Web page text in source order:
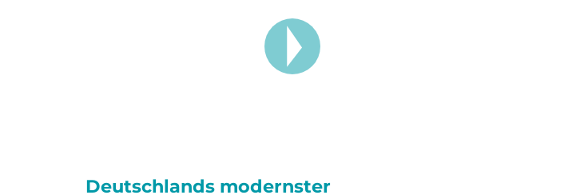
Deutschlands modernster